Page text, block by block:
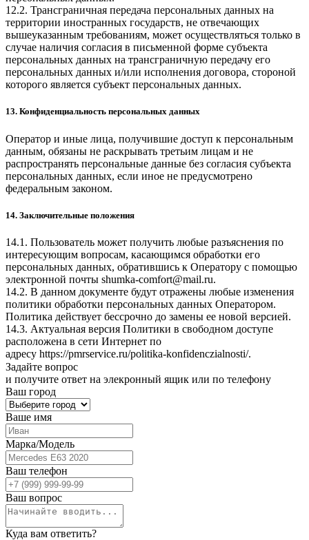
12.2. Трансграничная передача персональных данных на
территории иностранных государств, не отвечающих
вышеуказанным требованиям, может осуществляться только в
случае наличия согласия в письменной форме субъекта
персональных данных на трансграничную передачу его
персональных данных и/или исполнения договора, стороной
которого является субъект персональных данных.
13. Конфиденциальность персональных данных
Оператор и иные лица, получившие доступ к персональным
данным, обязаны не раскрывать третьим лицам и не
распространять персональные данные без согласия субъекта
персональных данных, если иное не предусмотрено
федеральным законом.
14. Заключительные положения
14.1. Пользователь может получить любые разъяснения по
интересующим вопросам, касающимся обработки его
персональных данных, обратившись к Оператору с помощью
электронной почты shumka-comfort@mail.ru.
14.2. В данном документе будут отражены любые изменения
политики обработки персональных данных Оператором.
Политика действует бессрочно до замены ее новой версией.
14.3. Актуальная версия Политики в свободном доступе
расположена в сети Интернет по
адресу https://pmrservice.ru/politika-konfidenczialnosti/.
Задайте вопрос
и получите ответ на элекронный ящик или по телефону
Ваш город
Ваше имя
Марка/Модель
Ваш телефон
Ваш вопрос
Куда вам ответить?